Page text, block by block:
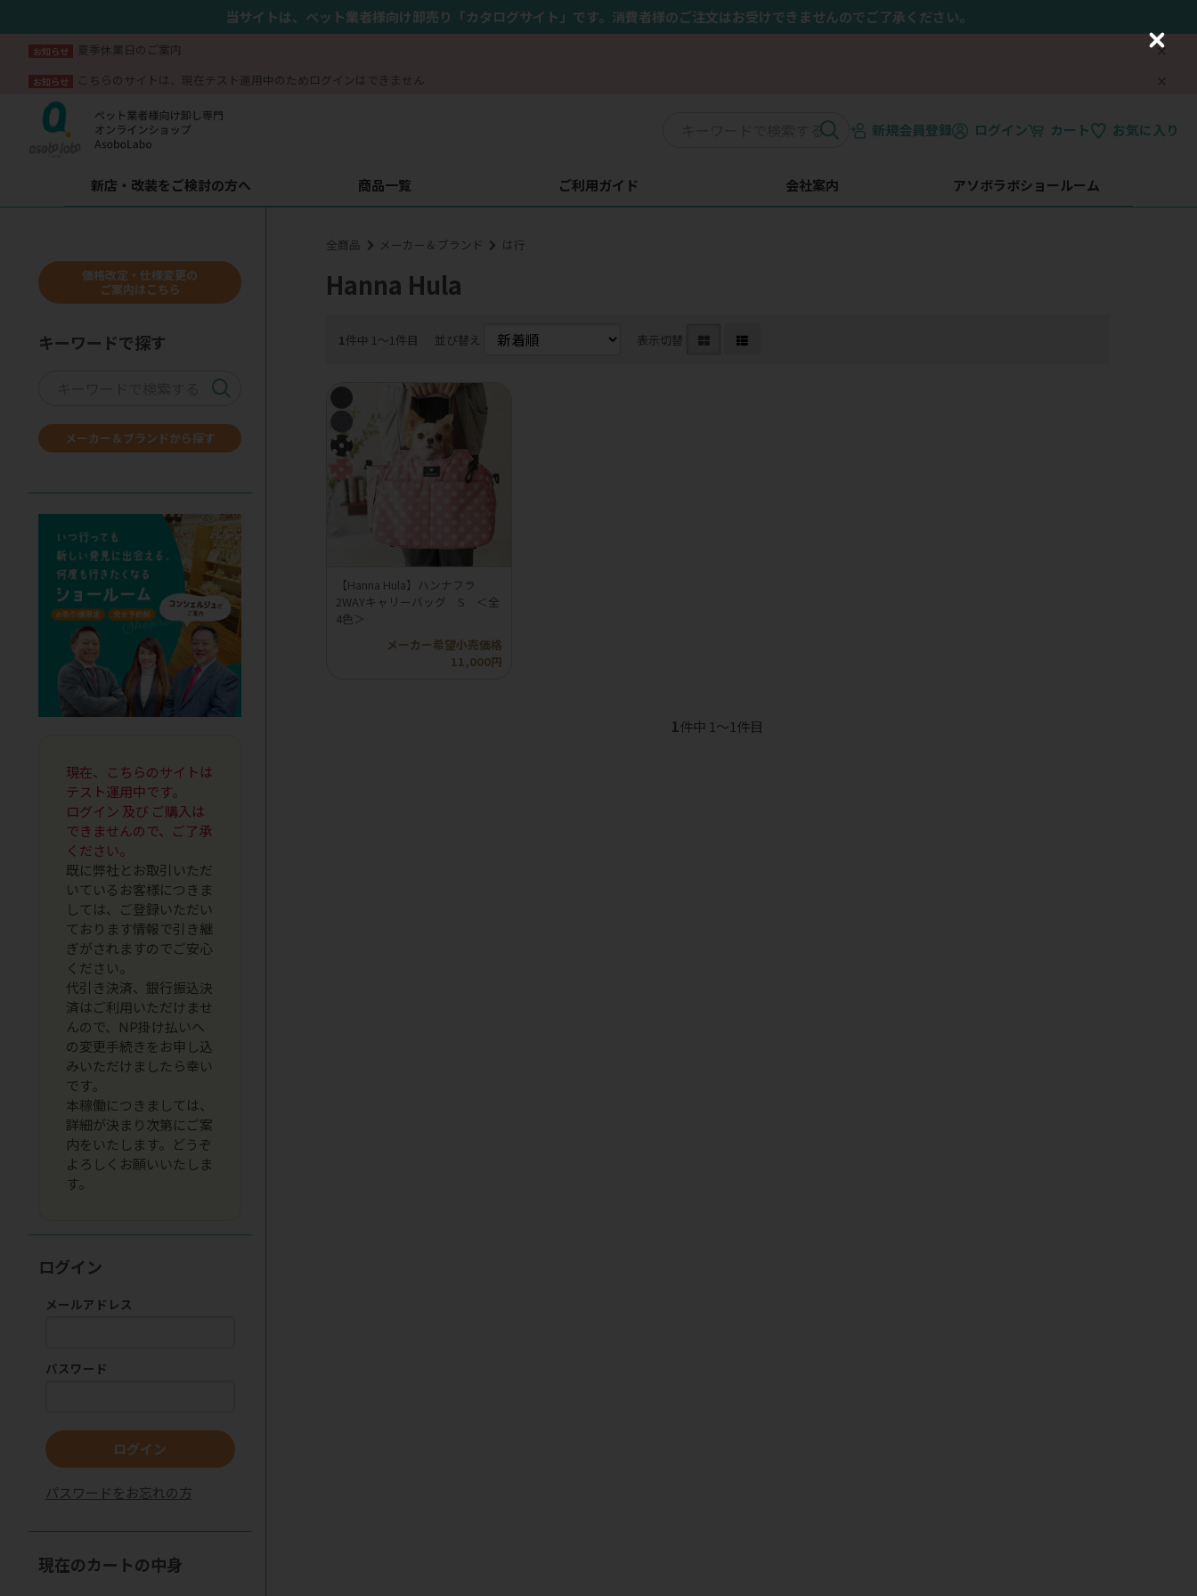
当サイトは、ペット業者様向け卸売り「カタログサイト」です。消費者様のご注文はお受けできませんのでご了承ください。
お知らせ 夏季休業日のご案内
お知らせ こちらのサイトは、現在テスト運用中のためログインはできません
新規会員登録 ログイン カート お気に入り
新店・改装をご検討の方へ 商品一覧 ご利用ガイド 会社案内 アソボラボショールーム
全商品 メーカー＆ブランド は行
Hanna Hula
1 件中 1〜1件目 並び替え 表示切替
【Hanna Hula】ハンナフラ
2WAYキャリーバッグ S ＜全
4色＞
メーカー希望小売価格
11,000円
1件中 1〜1件目
価格改定・仕様変更の
ご案内はこちら
キーワードで探す
メーカー＆ブランドから探す
現在、こちらのサイトは
テスト運用中です。
ログイン 及び ご購入は
できませんので、ご了承
ください。
既に弊社とお取引いただ
いているお客様につきま
しては、ご登録いただい
ております情報で引き継
ぎがされますのでご安心
ください。
代引き決済、銀行振込決
済はご利用いただけませ
んので、NP掛け払いへ
の変更手続きをお申し込
みいただけましたら幸い
です。
本稼働につきましては、
詳細が決まり次第にご案
内をいたします。どうぞ
よろしくお願いいたしま
す。
ログイン
メールアドレス
パスワード
ログイン
パスワードをお忘れの方
現在のカートの中身
C
o